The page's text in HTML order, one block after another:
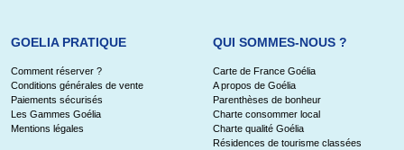
GOELIA PRATIQUE
Comment réserver ?
Conditions générales de vente
Paiements sécurisés
Les Gammes Goélia
Mentions légales
QUI SOMMES-NOUS ?
Carte de France Goélia
A propos de Goélia
Parenthèses de bonheur
Charte consommer local
Charte qualité Goélia
Résidences de tourisme classées